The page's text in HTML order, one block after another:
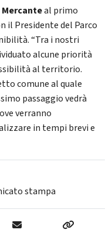
Mercanteal primo
il Presidente del Parco
“Tra i nostri
alcune priorità
al territorio.
comune al quale
passaggio vedrà
verranno
in tempi brevi e
stampa